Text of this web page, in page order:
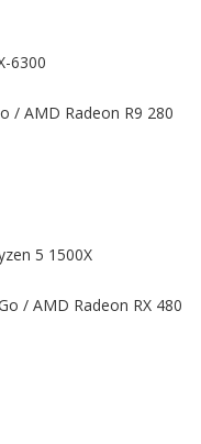
6300
/ AMD Radeon R9 280
5 1500X
/ AMD Radeon RX 480